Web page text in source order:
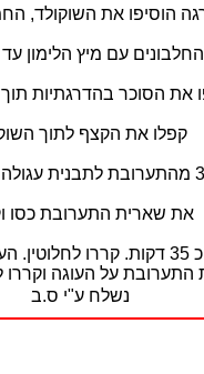
הוסיפו את השוקולד,
עם מיץ הלימון
את הסוכר בהדרגתיות
קפלו את הקצף לתוך
את שארית התערובת כסו
אפו את העוגה כ 35 דקות. קררו
התערובת על העוגה
נשלח ע"י ס.ב